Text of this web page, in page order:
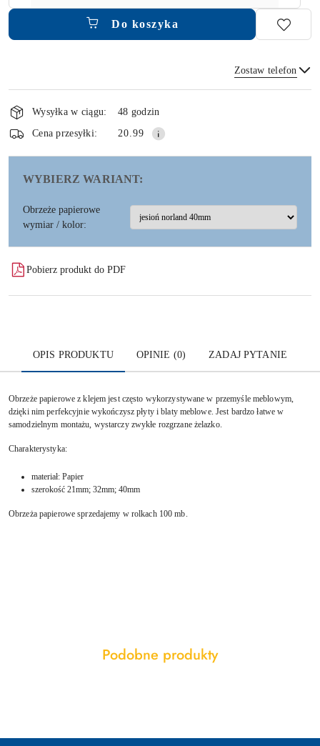
Do koszyka
Zostaw telefon
Wyślij
Dostępność
i
dostawa
Wysyłka w ciągu:
48 godzin
Cena przesyłki:
20.99
WYBIERZ WARIANT:
Obrzeże papierowe
wymiar / kolor:
Pobierz produkt do PDF
OPIS PRODUKTU OPINIE (0) ZADAJ PYTANIE
Obrzeże papierowe z klejem jest często wykorzystywane w przemyśle meblowym,
dzięki nim perfekcyjnie wykończysz płyty i blaty meblowe. Jest bardzo łatwe w
samodzielnym montażu, wystarczy zwykłe rozgrzane żelazko.
Charakterystyka:
materiał: Papier
szerokość 21mm; 32mm; 40mm
Obrzeża papierowe sprzedajemy w rolkach 100 mb.
Pomiń karuzelę produktów
Produkty
Podobne produkty